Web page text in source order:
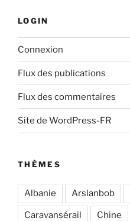
LOGIN
Connexion
Flux des publications
Flux des commentaires
Site de WordPress-FR
THÈMES
Albanie Arslanbob
Caravansérail Chine